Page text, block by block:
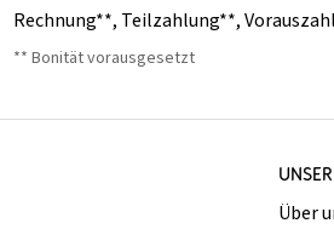
Rechnung**, Teilzahlung**,
** Bonität vorausgesetzt
Über